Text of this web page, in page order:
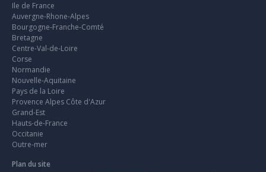
Ile de France
Auvergne-Rhone-Alpes
Bourgogne-Franche-Comté
Bretagne
Centre-Val-de-Loire
Corse
Normandie
Nouvelle-Aquitaine
Pays de la Loire
Provence Alpes Côte d'Azur
Grand-Est
Hauts-de-France
Occitanie
Outre-mer
Plan du site